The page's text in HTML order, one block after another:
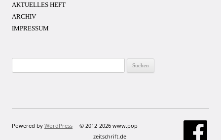
AKTUELLES HEFT
ARCHIV
IMPRESSUM
nach:
Powered by WordPress
© 2012-2026 www.pop-
zeitschrift.de